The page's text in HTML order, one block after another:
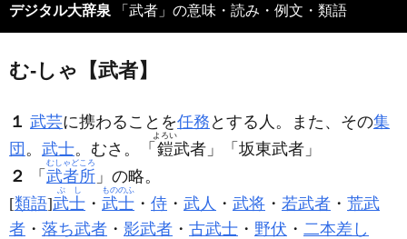
デジタル大辞泉 「武者」の意味・読み・例文・類語
む‐しゃ【武者】
１ 武芸に携わることを任務 とする人。また、その集
団 。 武士。むさ。「 鎧
よろい
武者 」「坂東武者 」
２
「 武者所
むしゃどころ
」の略。
[類語]武士
ぶし
・ 武士
もののふ
・ 侍 ・ 武人 ・ 武将 ・ 若武者 ・ 荒武
者 ・ 落ち武者 ・ 影武者 ・ 古武士 ・ 野伏 ・ 二本差し